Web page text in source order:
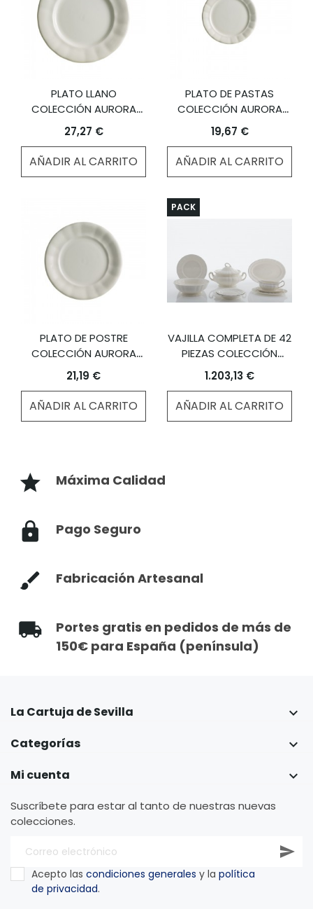
PLATO LLANO
COLECCIÓN AURORA
BLANCA
27,27 €
AÑADIR AL CARRITO
PLATO DE PASTAS
COLECCIÓN AURORA
BLANCA
19,67 €
AÑADIR AL CARRITO
PLATO DE POSTRE
COLECCIÓN AURORA
BLANCA
21,19 €
AÑADIR AL CARRITO
PACK
VAJILLA COMPLETA DE 42
PIEZAS COLECCIÓN
AURORA BLANCA
1.203,13 €
AÑADIR AL CARRITO
Máxima Calidad
Pago Seguro
Fabricación Artesanal
Portes gratis en pedidos de más de
150€ para España (península)
La Cartuja de Sevilla 
Categorías 
Mi cuenta 
Suscríbete para estar al tanto de nuestras nuevas
colecciones.
Acepto las condiciones generales y la política
de privacidad.